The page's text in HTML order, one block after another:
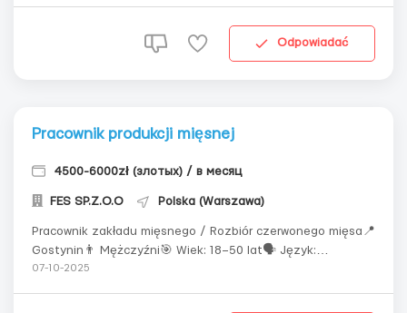
Odpowiadać
Pracownik produkcji mięsnej
4500-6000zł (злотых) / в месяц
FES SP.Z.O.O Polska (Warszawa)
Pracownik zakładu mięsnego / Rozbiór czerwonego mięsa📍
Gostynin👨 Mężczyźni🎯 Wiek: 18–50 lat🗣️ Język:
podstawowy polski (zrozumienie instrukcji)Doświadczenie
07-10-2025